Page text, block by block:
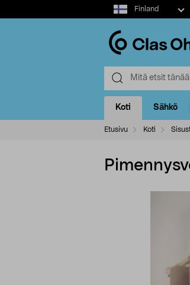
Select
market
Finland
Koti Sähkö
Etusivu Koti